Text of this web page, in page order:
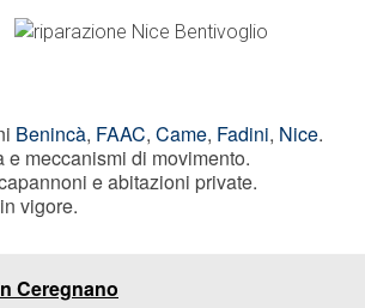
Benincà, FAAC, Came, Fadini, Nice.
meccanismi di movimento.
e abitazioni private.
vigore.
Ceregnano